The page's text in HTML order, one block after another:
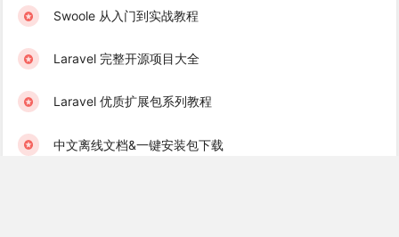
Swoole 从入门到实战教程
Laravel 完整开源项目大全
Laravel 优质扩展包系列教程
中文离线文档&一键安装包下载